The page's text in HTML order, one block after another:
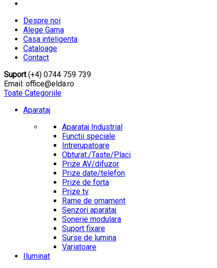
Despre noi
Alege Gama
Casa inteligenta
Cataloage
Contact
Suport(+4) 0744 759 739
Email: office@elda.ro
Toate Categoriile
Aparataj
Aparataj Industrial
Functii speciale
Intrerupatoare
Obturat./Taste/Placi
Prize AV/difuzor
Prize date/telefon
Prize de forta
Prize tv
Rame de ornament
Senzori aparataj
Sonerie modulara
Suport fixare
Surse de lumina
Variatoare
Iluminat